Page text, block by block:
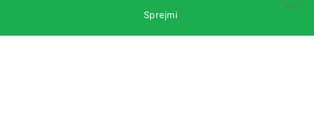
narocnina@zdrave-novice.si
Sprejmi